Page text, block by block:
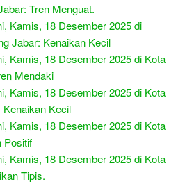
Tren Menguat.
Kamis, 18 Desember 2025 di
Jabar: Kenaikan Kecil
Kamis, 18 Desember 2025 di Kota
Mendaki
Kamis, 18 Desember 2025 di Kota
Kecil
Kamis, 18 Desember 2025 di Kota
Positif
Kamis, 18 Desember 2025 di Kota
Tipis.